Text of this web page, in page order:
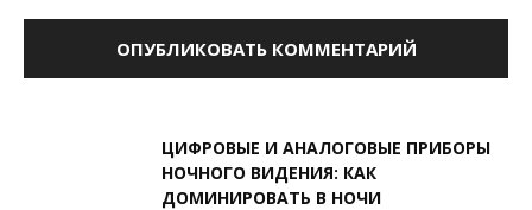
ЦИФРОВЫЕ И АНАЛОГОВЫЕ ПРИБОРЫ
НОЧНОГО ВИДЕНИЯ: КАК
ДОМИНИРОВАТЬ В НОЧИ